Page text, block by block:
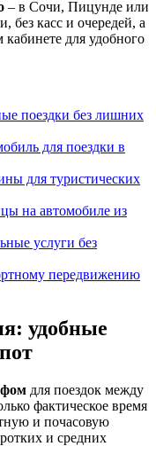
– в Сочи, Пицунде или
без касс и очередей, а
кабинете для удобного
поездки без лишних
для поездки в
для туристических
на автомобиле из
услуги без
передвижению
удобные
для поездок между
фактическое время
и почасовую
и средних